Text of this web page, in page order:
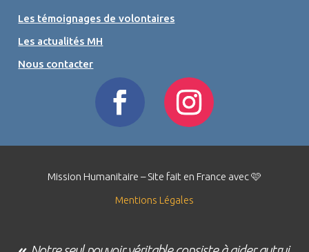
Les témoignages de volontaires
Les actualités MH
Nous contacter
Mission Humanitaire – Site fait en France avec 🩷
Mentions Légales